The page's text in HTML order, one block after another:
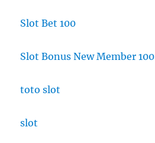
Slot Bet 100
Slot Bonus New Member 100
toto slot
slot